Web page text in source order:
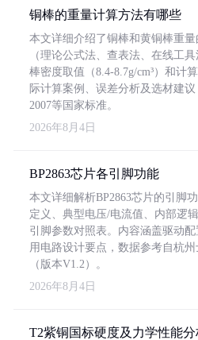
铜棒的重量计算方法有哪些
本文详细介绍了铜棒和黄铜棒重
（理论公式法、查表法、在线工
棒密度取值（8.4-8.7g/cm³）和计
际计算案例、误差分析及选材建
2007等国家标准。
2026年8月4日
BP2863芯片各引脚功能
本文详细解析BP2863芯片的引脚
定义、典型电压/电流值、内部逻
引脚参数对照表。内容涵盖驱动
用电路设计要点，数据参考自杭
（版本V1.2）。
2026年8月4日
T2紫铜国标硬度及力学性能分